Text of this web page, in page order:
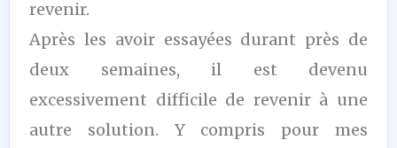
revenir.
Après les avoir essayées durant près de
deux semaines, il est devenu
excessivement difficile de revenir à une
autre solution. Y compris pour mes